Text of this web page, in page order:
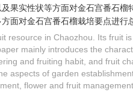
果实性状等方面对金石宫番石
面对金石宫番石榴栽培要点进行
resource in Chaozhou. Its fruit
mainly introduces the
and fruiting habit, and fruit
aspects of garden
flower and fruit